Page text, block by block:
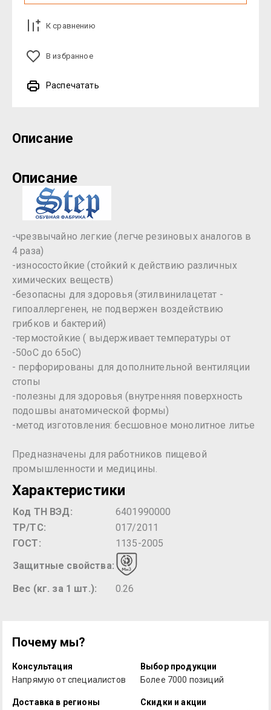
К сравнению
В избранное
Распечатать
Описание
Описание
-чрезвычайно легкие (легче резиновых аналогов в
4 раза)
-износостойкие (стойкий к действию различных
химических веществ)
-безопасны для здоровья (этилвинилацетат -
гипоаллергенен, не подвержен воздействию
грибков и бактерий)
-термостойкие ( выдерживает температуры от
-50оС до 65оС)
- перфорированы для дополнительной вентиляции
стопы
-полезны для здоровья (внутренняя поверхность
подошвы анатомической формы)
-метод изготовления: бесшовное монолитное литье
Предназначены для работников пищевой
промышленности и медицины.
Характеристики
Код ТН ВЭД:
6401990000
ТР/ТС:
017/2011
ГОСТ:
1135-2005
Защитные свойства:
Вес (кг. за 1 шт.):
0.26
Почему мы?
Консультация
Напрямую от специалистов
Выбор продукции
Более 7000 позиций
Доставка в регионы
Скидки и акции